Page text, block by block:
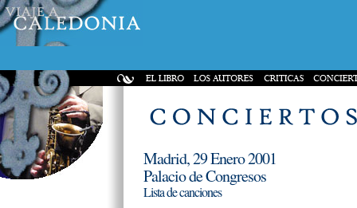
Madrid, 29 Enero 2001
Palacio de Congresos
Lista de canciones